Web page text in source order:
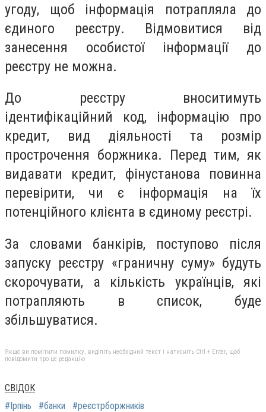
угоду, щоб інформація потрапляла до
єдиного реєстру. Відмовитися від
занесення особистої інформації до
реєстру не можна.
До реєстру вноситимуть
ідентифікаційний код, інформацію про
кредит, вид діяльності та розмір
прострочення боржника. Перед тим, як
видавати кредит, фінустанова повинна
перевірити, чи є інформація на їх
потенційного клієнта в єдиному реєстрі.
За словами банкірів, поступово після
запуску реєстру «граничну суму» будуть
скорочувати, а кількість українців, які
потрапляють в список, буде
збільшуватися.
Якщо ви помітили помилку, виділіть необхідний текст і натисніть Ctrl + Enter, щоб
повідомити про це редакцію
СВІДОК
#Ірпінь
#банки #реєстрборжників